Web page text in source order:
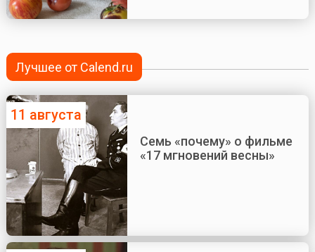
Лучшее от Calend.ru
11 августа
Семь «почему» о фильме
«17 мгновений весны»